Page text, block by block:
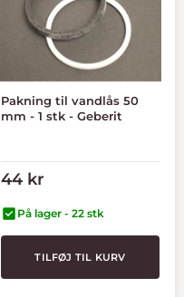
Pakning til vandlås 50
mm - 1 stk - Geberit
Tilbudspris
44 kr
På lager - 22 stk
TILFØJ TIL KURV